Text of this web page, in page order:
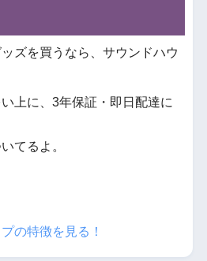
ズを買うなら、サウンドハウ
上に、3年保証・即日配達に
てるよ。
の特徴を見る！